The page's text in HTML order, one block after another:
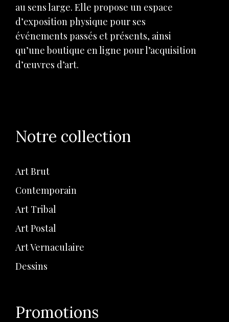
au sens large. Elle propose un espace
d’exposition physique pour ses
événements passés et présents, ainsi
qu’une boutique en ligne pour l’acquisition
d’œuvres d’art.
Notre collection
Art Brut
Contemporain
Art Tribal
Art Postal
Art Vernaculaire
Dessins
Promotions